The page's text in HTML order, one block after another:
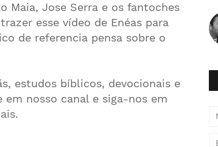
Maia, Jose Serra e os fantoches
esse vídeo de Enéas para
de referencia pensa sobre o
estudos bíblicos, devocionais e
nosso canal e siga-nos em